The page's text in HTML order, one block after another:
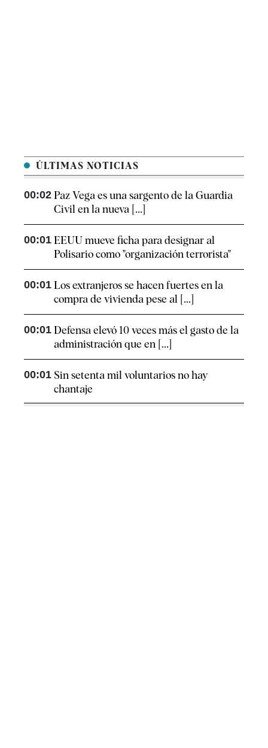
ÚLTIMAS NOTICIAS
00:02 Paz Vega es una sargento de la Guardia
Civil en la nueva [...]
00:01 EEUU mueve ficha para designar al
Polisario como "organización terrorista"
00:01 Los extranjeros se hacen fuertes en la
compra de vivienda pese al [...]
00:01 Defensa elevó 10 veces más el gasto de la
administración que en [...]
00:01 Sin setenta mil voluntarios no hay
chantaje